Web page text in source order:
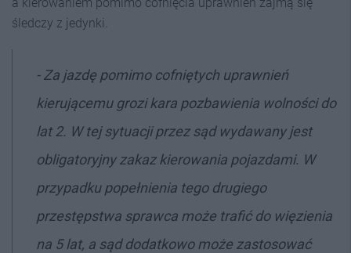
śledczy z jedynki.
- Za jazdę pomimo cofniętych uprawnień
kierującemu grozi kara pozbawienia wolności do
lat 2. W tej sytuacji przez sąd wydawany jest
obligatoryjny zakaz kierowania pojazdami. W
przypadku popełnienia tego drugiego
przestępstwa sprawca może trafić do więzienia
na 5 lat, a sąd dodatkowo może zastosować